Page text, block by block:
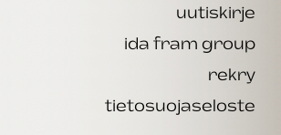
uutiskirje
ida fram group
rekry
tietosuojaseloste